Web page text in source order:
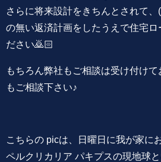
さらに将来設計をきちんとされて
の無い返済計画をしたうえで住宅ロ
ださい🙇🏻
もちろん弊社もご相談は受け付け
もご相談下さい♪
こちらの picは、日曜日に我が家に
ペルクリカリア パキプスの現地球